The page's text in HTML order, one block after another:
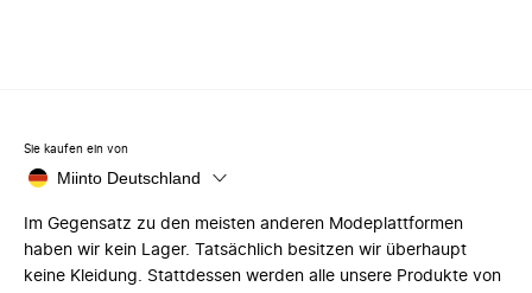
Sie kaufen ein von
Miinto Deutschland
Im Gegensatz zu den meisten anderen Modeplattformen
haben wir kein Lager. Tatsächlich besitzen wir überhaupt
keine Kleidung. Stattdessen werden alle unsere Produkte von